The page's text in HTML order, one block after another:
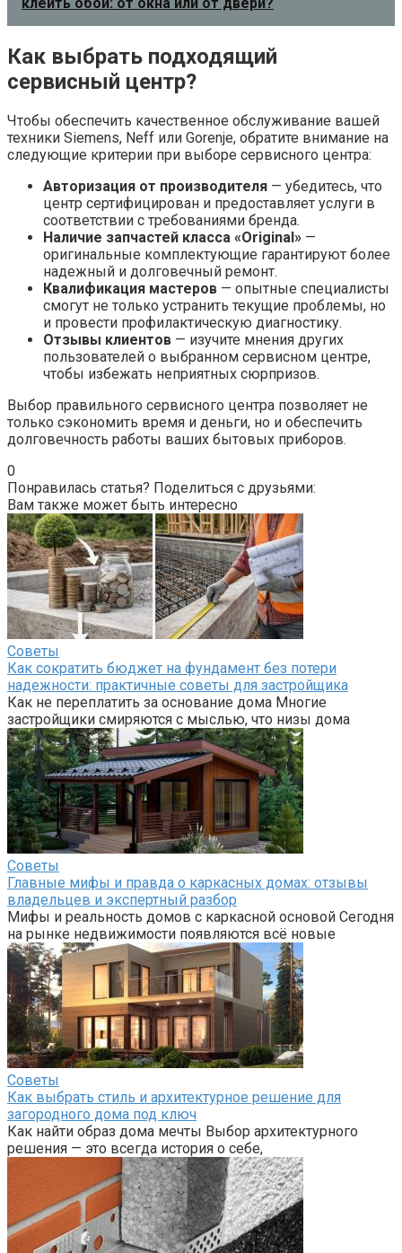
Как выбрать подходящий
сервисный центр?
Чтобы обеспечить качественное обслуживание вашей
техники Siemens, Neff или Gorenje, обратите внимание на
следующие критерии при выборе сервисного центра:
Авторизация от производителя — убедитесь, что
центр сертифицирован и предоставляет услуги в
соответствии с требованиями бренда.
Наличие запчастей класса «Original» —
оригинальные комплектующие гарантируют более
надежный и долговечный ремонт.
Квалификация мастеров — опытные специалисты
смогут не только устранить текущие проблемы, но
и провести профилактическую диагностику.
Отзывы клиентов — изучите мнения других
пользователей о выбранном сервисном центре,
чтобы избежать неприятных сюрпризов.
Выбор правильного сервисного центра позволяет не
только сэкономить время и деньги, но и обеспечить
долговечность работы ваших бытовых приборов.
0
Понравилась статья? Поделиться с друзьями:
Вам также может быть интересно
Советы
Как сократить бюджет на фундамент без потери
надежности: практичные советы для застройщика
Как не переплатить за основание дома Многие
застройщики смиряются с мыслью, что низы дома
Советы
Главные мифы и правда о каркасных домах: отзывы
владельцев и экспертный разбор
Мифы и реальность домов с каркасной основой Сегодня
на рынке недвижимости появляются всё новые
Советы
Как выбрать стиль и архитектурное решение для
загородного дома под ключ
Как найти образ дома мечты Выбор архитектурного
решения — это всегда история о себе,